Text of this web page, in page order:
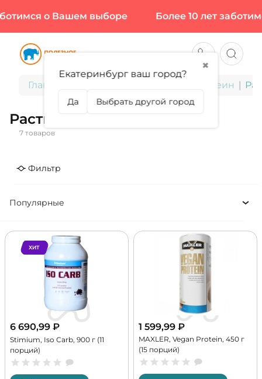
о Вашем выборе Более 10 лет
Главная Протеин
Растительный протеин
7 товаров
Фильтр
Популярные
ХИТ
6 690,99 ₽
Stimium, Iso Carb, 900 г (11
порций)
1 599,99 ₽
MAXLER, Vegan Protein, 450 г
(15 порций)
✖
Екатеринбург ваш город?
Да Выбрать другой город